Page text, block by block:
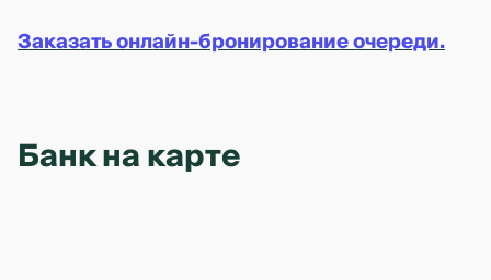
Заказать онлайн-бронирование очереди.
Банк на карте